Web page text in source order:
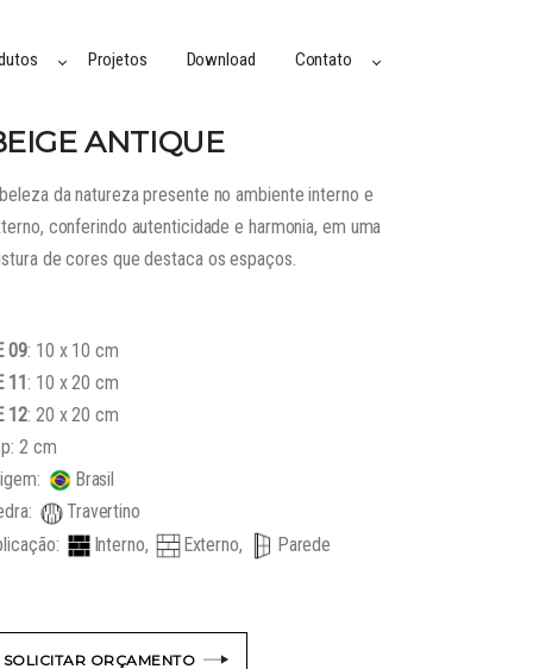
Projetos Download Contato
ANTIQUE
da natureza presente no ambiente interno e
conferindo autenticidade e harmonia, em uma
de cores que destaca os espaços.
09: 10 x 10 cm
11: 10 x 20 cm
12: 20 x 20 cm
2 cm
Brasil
Travertino
Interno, Externo, Parede
SOLICITAR ORÇAMENTO